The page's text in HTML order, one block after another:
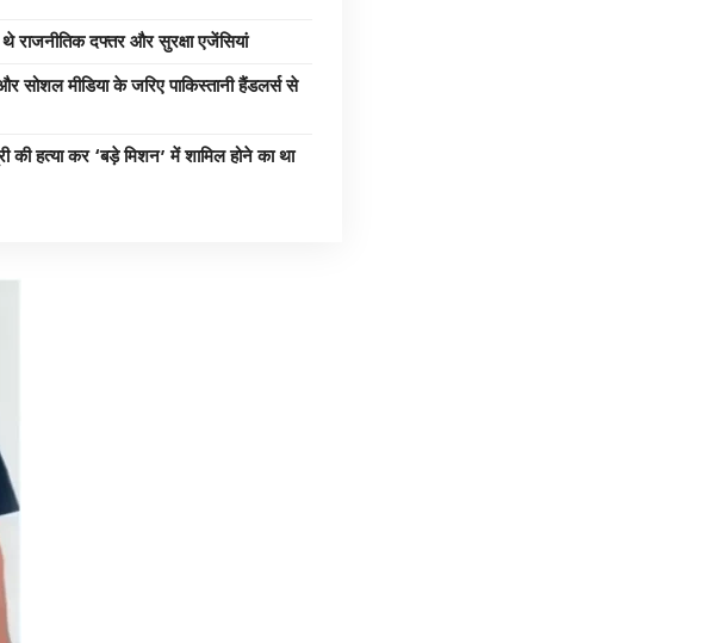
दफ्तर और सुरक्षा एजेंसियां
मीडिया के जरिए पाकिस्तानी हैंडलर्स से
हत्या कर ‘बड़े मिशन’ में शामिल होने का था